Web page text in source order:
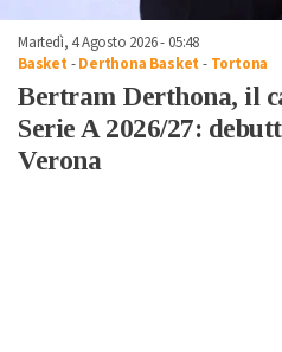
Martedì, 4 Agosto 2026 - 05:48
Basket -Derthona Basket - Tortona
Bertram Derthona, il
Serie A 2026/27:
Verona